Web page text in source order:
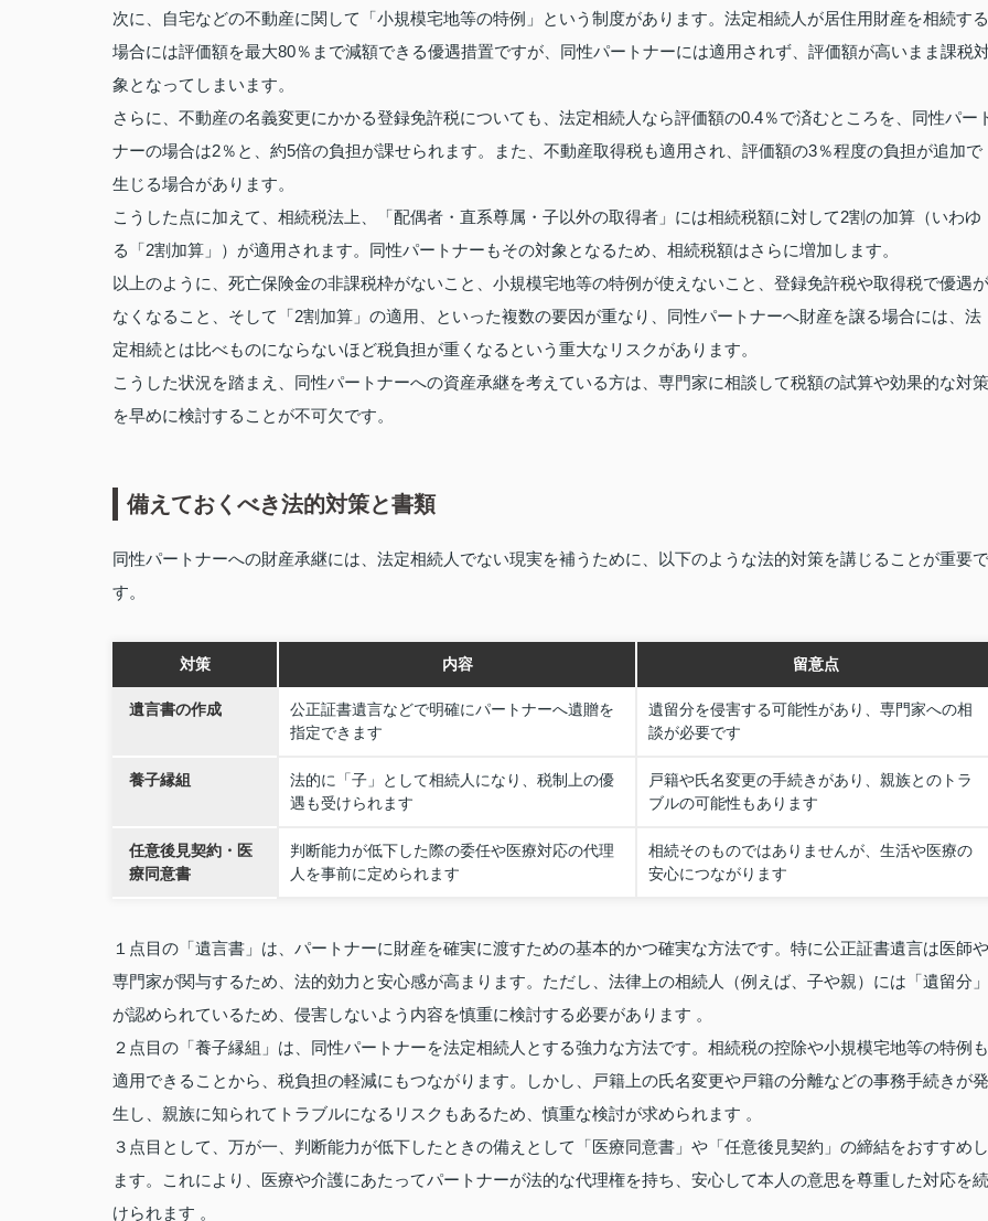
次に、自宅などの不動産に関して「小規模宅地等の特例」という制度があります。法定相続人が居住用財産を相続する
場合には評価額を最大80％まで減額できる優遇措置ですが、同性パートナーには適用されず、評価額が高いまま課税
象となってしまいます。
さらに、不動産の名義変更にかかる登録免許税についても、法定相続人なら評価額の0.4％で済むところを、同性パー
ナーの場合は2％と、約5倍の負担が課せられます。また、不動産取得税も適用され、評価額の3％程度の負担が追加で
生じる場合があります。
こうした点に加えて、相続税法上、「配偶者・直系尊属・子以外の取得者」には相続税額に対して2割の加算（いわゆ
る「2割加算」）が適用されます。同性パートナーもその対象となるため、相続税額はさらに増加します。
以上のように、死亡保険金の非課税枠がないこと、小規模宅地等の特例が使えないこと、登録免許税や取得税で優遇が
なくなること、そして「2割加算」の適用、といった複数の要因が重なり、同性パートナーへ財産を譲る場合には、法
定相続とは比べものにならないほど税負担が重くなるという重大なリスクがあります。
こうした状況を踏まえ、同性パートナーへの資産承継を考えている方は、専門家に相談して税額の試算や効果的な対策
を早めに検討することが不可欠です。
備えておくべき法的対策と書類
同性パートナーへの財産承継には、法定相続人でない現実を補うために、以下のような法的対策を講じることが重要で
す。
対策 内容 留意点
遺言書の作成
公正証書遺言などで明確にパートナーへ遺贈を
指定できます
遺留分を侵害する可能性があり、専門家への相
談が必要です
養子縁組
法的に「子」として相続人になり、税制上の優
遇も受けられます
戸籍や氏名変更の手続きがあり、親族とのトラ
ブルの可能性もあります
任意後見契約・医
療同意書
判断能力が低下した際の委任や医療対応の代理
人を事前に定められます
相続そのものではありませんが、生活や医療の
安心につながります
１点目の「遺言書」は、パートナーに財産を確実に渡すための基本的かつ確実な方法です。特に公正証書遺言は医師や
専門家が関与するため、法的効力と安心感が高まります。ただし、法律上の相続人（例えば、子や親）には「遺留分」
が認められているため、侵害しないよう内容を慎重に検討する必要があります 。
２点目の「養子縁組」は、同性パートナーを法定相続人とする強力な方法です。相続税の控除や小規模宅地等の特例も
適用できることから、税負担の軽減にもつながります。しかし、戸籍上の氏名変更や戸籍の分離などの事務手続きが発
生し、親族に知られてトラブルになるリスクもあるため、慎重な検討が求められます 。
３点目として、万が一、判断能力が低下したときの備えとして「医療同意書」や「任意後見契約」の締結をおすすめし
ます。これにより、医療や介護にあたってパートナーが法的な代理権を持ち、安心して本人の意思を尊重した対応を続
けられます 。